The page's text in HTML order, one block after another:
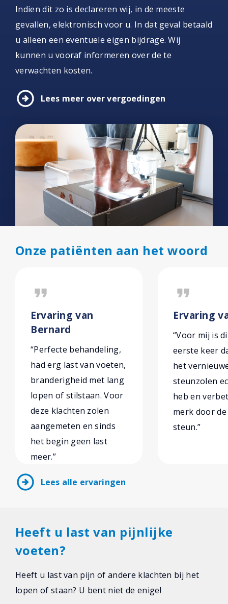
Indien dit zo is declareren wij, in de meeste
gevallen, elektronisch voor u. In dat geval betaald
u alleen een eventuele eigen bijdrage. Wij
kunnen u vooraf informeren over de te
verwachten kosten.
arrow_circle_right Lees meer over vergoedingen
Onze patiënten aan het woord
format_quote
Ervaring van
Bernard
“Perfecte behandeling,
had erg last van voeten,
branderigheid met lang
lopen of stilstaan. Voor
deze klachten zolen
aangemeten en sinds
het begin geen last
meer.”
format_quote
Ervaring
“Voor mij is
eerste keer
het
steunzolen
heb en
merk door
steun.”
arrow_circle_right Lees alle ervaringen
Heeft u last van pijnlijke
voeten?
Heeft u last van pijn of andere klachten bij het
lopen of staan? U bent niet de enige!